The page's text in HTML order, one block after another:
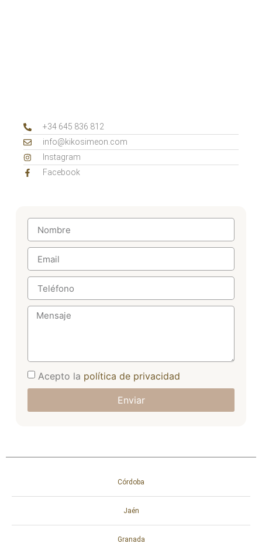
+34 645 836 812‬
info@kikosimeon.com
Instagram
Facebook
Acepto la política de privacidad
Enviar
Córdoba
Jaén
Granada